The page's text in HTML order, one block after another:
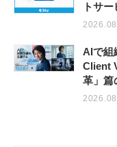
トサ
AIで組
Client
革」篇